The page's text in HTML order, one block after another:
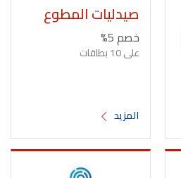
صيدليات المطوع
خصم 5%
على 10 بطاقات
المزيد